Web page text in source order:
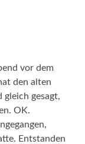
vor dem
den alten
gesagt,
OK.
Entstanden